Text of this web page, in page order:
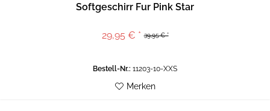
Softgeschirr Fur Pink Star
39,95 € *
29,95 € *
Bestell-Nr.: 11203-10-XXS
Merken